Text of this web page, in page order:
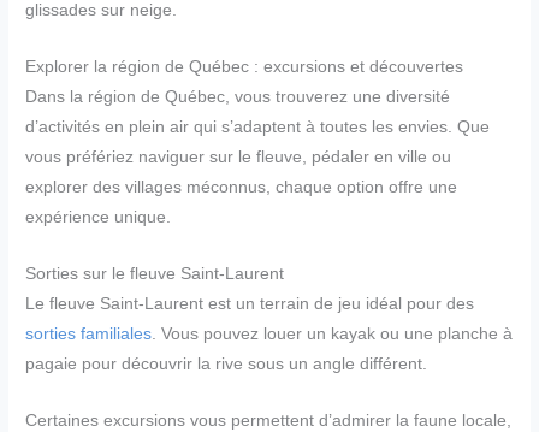
glissades sur neige.
Explorer la région de Québec : excursions et découvertes
Dans la région de Québec, vous trouverez une diversité
d’activités en plein air qui s’adaptent à toutes les envies. Que
vous préfériez naviguer sur le fleuve, pédaler en ville ou
explorer des villages méconnus, chaque option offre une
expérience unique.
Sorties sur le fleuve Saint-Laurent
Le fleuve Saint-Laurent est un terrain de jeu idéal pour des
sorties familiales. Vous pouvez louer un kayak ou une planche à
pagaie pour découvrir la rive sous un angle différent.
Certaines excursions vous permettent d’admirer la faune locale,